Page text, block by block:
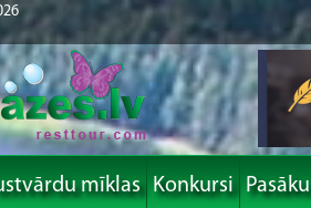
mīklas Konkursi